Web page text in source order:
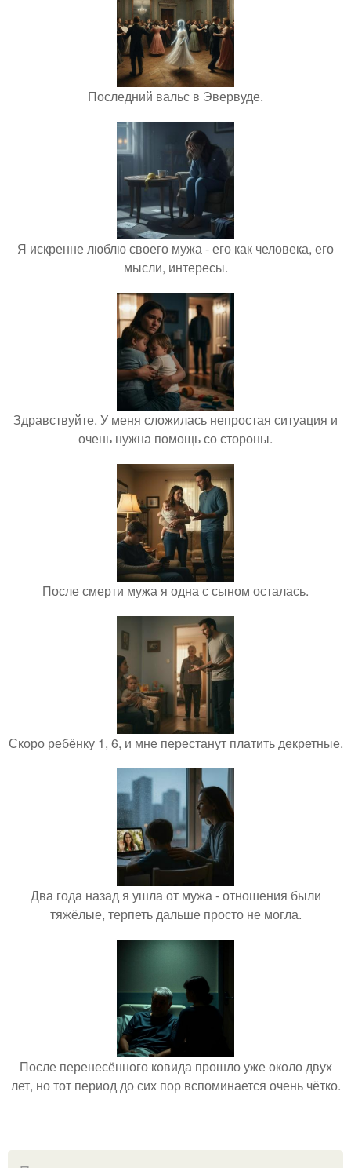
Последний вальс в Эвервуде.
Я искренне люблю своего мужа - его как человека, его
мысли, интересы.
Здравствуйте. У меня сложилась непростая ситуация и
очень нужна помощь со стороны.
После смерти мужа я одна с сыном осталась.
Скоро ребёнку 1, 6, и мне перестанут платить декретные.
Два года назад я ушла от мужа - отношения были
тяжёлые, терпеть дальше просто не могла.
После перенесённого ковида прошло уже около двух
лет, но тот период до сих пор вспоминается очень чётко.